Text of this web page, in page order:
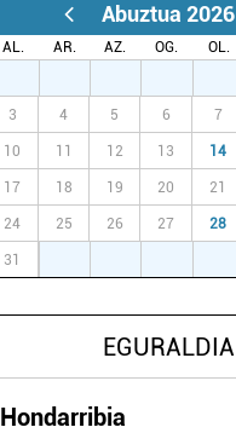
Abuztua 2026
AL. AR. AZ. OG. OL.
3 4 5 6 7
10 11 12 13 14
17 18 19 20 21
24 25 26 27 28
31
EGURALDIA
Hondarribia